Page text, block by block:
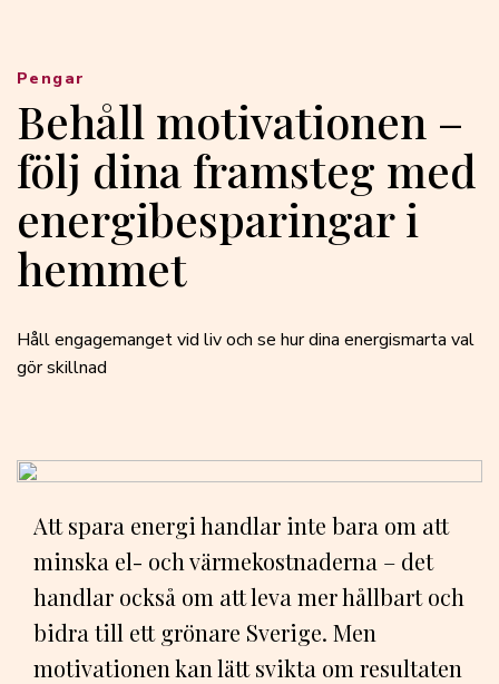
Behåll motivationen –
följ dina framsteg med
energibesparingar i
hemmet
Håll engagemanget vid liv och se hur dina energismarta val
gör skillnad
Pengar
Att spara energi handlar inte bara om att
minska el- och värmekostnaderna – det
handlar också om att leva mer hållbart och
bidra till ett grönare Sverige. Men
motivationen kan lätt svikta om resultaten